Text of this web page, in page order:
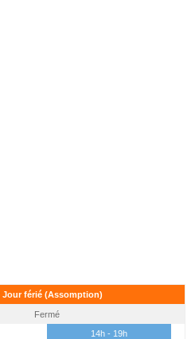
Jour férié (Assomption)
Fermé
14h - 19h